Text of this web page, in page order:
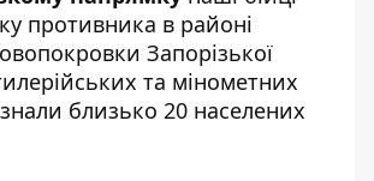
противника в районі
Запорізької
та мінометних
близько 20 населених